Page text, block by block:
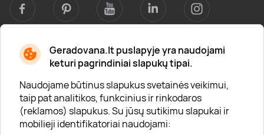
Geradovana.lt puslapyje yra naudojami
keturi pagrindiniai slapukų tipai.
Naudojame būtinus slapukus svetainės veikimui,
taip pat analitikos, funkcinius ir rinkodaros
(reklamos) slapukus. Su jūsų sutikimu slapukai ir
mobilieji identifikatoriai naudojami:
Apie mus
Apie „Gera Dovana“
Lojalumo klubas
Karjera